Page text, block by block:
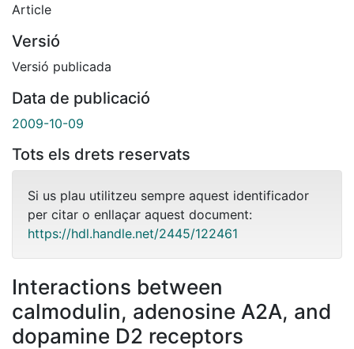
Article
Versió
Versió publicada
Data de publicació
2009-10-09
Tots els drets reservats
Si us plau utilitzeu sempre aquest identificador
per citar o enllaçar aquest document:
https://hdl.handle.net/2445/122461
Interactions between
calmodulin, adenosine A2A, and
dopamine D2 receptors